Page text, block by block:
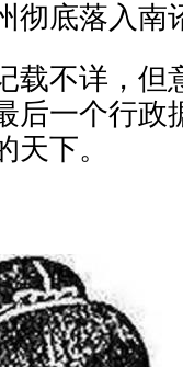
彻底落入南
载不详，但
后一个行政
下。